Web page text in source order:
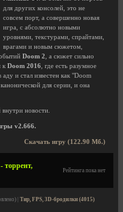
для других консолей, это не
совсем порт, а совершенно новая
игра, с абсолютно новыми
уровнями, текстурами, спрайтами,
врагами и новым сюжетом,
Doom 2 , а сюжет сильно
к Doom 2016 , где есть разумное
и стал известен как "Doom
для серии, и она
новости.
v2.666.
Скачать игру (122.90 Мб.)
торрент,
Рейтинга пока нет
| Тир, FPS, 3D-бродилки (4015)